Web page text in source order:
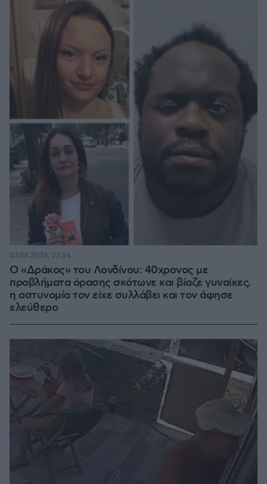
Ο «Δράκος» του Λονδίνου: 40χρονος με
προβλήματα όρασης σκότωνε και βίαζε γυναίκες,
η αστυνομία τον είχε συλλάβει και τον άφησε
ελεύθερο
07.08.2026, 22:54